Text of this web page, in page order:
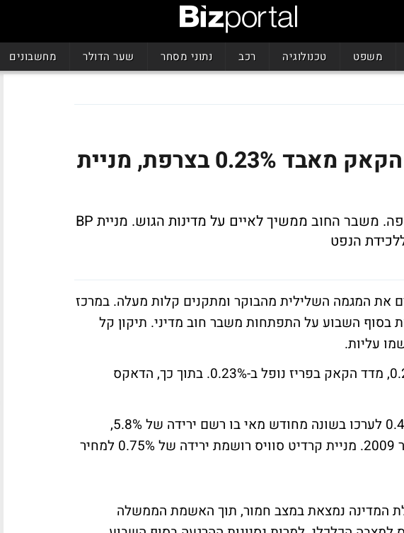
משפט טכנולוגיה רכב נתוני מסחר שער הדולר מחשבונים
אירופה במגמה מעורבת: הקאק מאבד 0.23% בצרפת, מניית
מגמה מעורבת לקראת סוף המסחר באירופה. משבר החוב ממשיך לאיים על מדינות הגוש. מניית BP
הנפט
את המגמה השלילית מהבוקר ומתקנים קלות מעלה. במרכז
בסוף השבוע על התפתחות משבר חוב מדיני. תיקון קל
עליות.
בשעה זו, מדד הפוטסי בלונדון משיל כ-0.26%, מדד הקאק בפריז נופל ב-0.23%. בתוך כך, הדאקס
מדד ה-Stoxx 600 האירופי מוסיף כעת כ-0.4% לערכו בשונה מחודש מאי בו רשם ירידה של 5.8%,
הירידה החודשית הגדולה מאז חודש פברואר 2009. מניית קרדיט סוויס רושמת ירידה של 0.75% למחיר
המדינה נמצאת במצב חמור, תוך האשמת הממשלה